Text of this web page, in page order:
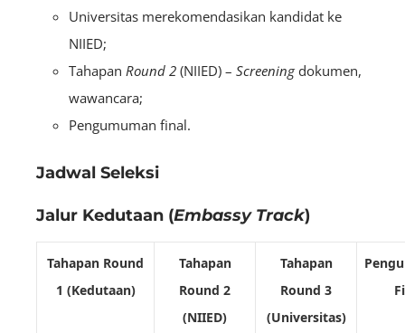
Universitas merekomendasikan kandidat ke
NIIED;
Tahapan Round 2 (NIIED) – Screeningdokumen,
wawancara;
Pengumuman final.
Jadwal Seleksi
Jalur Kedutaan (Embassy Track)
Tahapan Round
1 (Kedutaan)
Tahapan
Round 2
(NIIED)
Tahapan
Round 3
(Universitas)